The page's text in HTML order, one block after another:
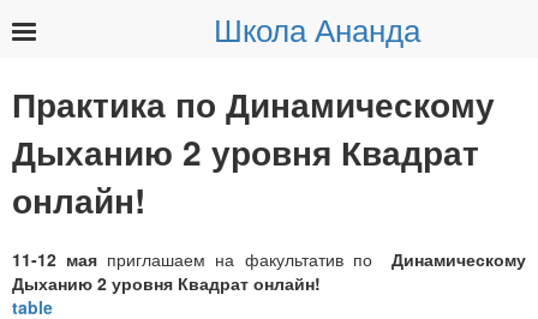
Школа Ананда
Практика по Динамическому
Дыханию 2 уровня Квадрат
онлайн!
11-12 мая приглашаем на факультатив поДинамическому
Дыханию 2 уровня Квадрат онлайн!